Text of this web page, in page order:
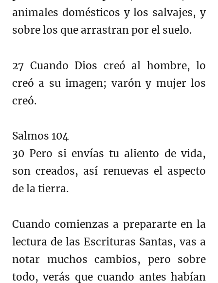
animales domésticos y los salvajes, y
sobre los que arrastran por el suelo.
27 Cuando Dios creó al hombre, lo
creó a su imagen; varón y mujer los
creó.
Salmos 104
30 Pero si envías tu aliento de vida,
son creados, así renuevas el aspecto
de la tierra.
Cuando comienzas a prepararte en la
lectura de las Escrituras Santas, vas a
notar muchos cambios, pero sobre
todo, verás que cuando antes habían